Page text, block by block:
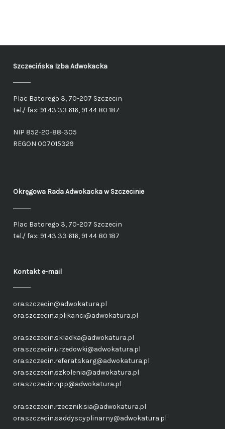
Szczecińska Izba Adwokacka
Plac Batorego 3, 70-207 Szczecin
tel./ fax: 91 43 33 616, 91 44 80 187
NIP 852-20-88-305
REGON 007015329
Okręgowa Rada Adwokackaw Szczecinie
Plac Batorego 3, 70-207 Szczecin
tel./ fax: 91 43 33 616, 91 44 80 187
Kontakt e-mail
ora.szczecin@adwokatura.pl
ora.szczecin.aplikanci@adwokatura.pl
ora.szczecin.skladka@adwokatura.pl
ora.szczecin.urzedowki@adwokatura.pl
ora.szczecin.referatskarg@adwokatura.pl
ora.szczecin.szkolenia@adwokatura.pl
ora.szczecin.npp@adwokatura.pl
ora.szczecin.rzecznik.sia@adwokatura.pl
ora.szczecin.saddyscyplinarny@adwokatura.pl